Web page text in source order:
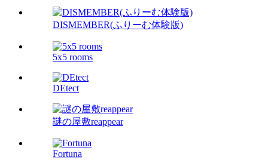
DISMEMBER(ふりーむ体験版)
5x5 rooms
DEtect
謎の屋敷reappear
Fortuna